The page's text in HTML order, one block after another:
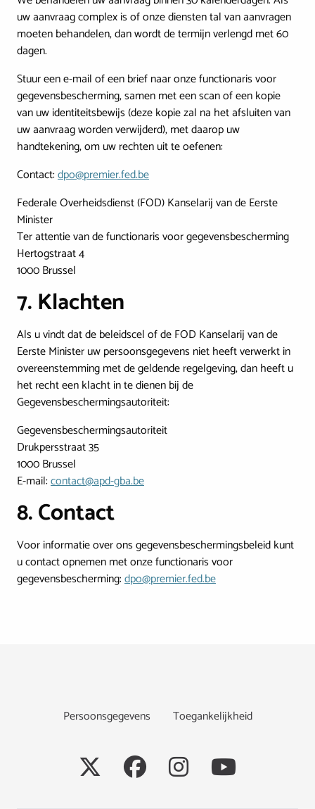
uw aanvraag complex is of onze diensten tal van aanvragen
moeten behandelen, dan wordt de termijn verlengd met 60
dagen.
Stuur een e-mail of een brief naar onze functionaris voor
gegevensbescherming, samen met een scan of een kopie
van uw identiteitsbewijs (deze kopie zal na het afsluiten van
uw aanvraag worden verwijderd), met daarop uw
handtekening, om uw rechten uit te oefenen:
Contact:dpo@premier.fed.be
Federale Overheidsdienst (FOD) Kanselarij van de Eerste
Minister
Ter attentie van de functionaris voor gegevensbescherming
Hertogstraat 4
1000 Brussel
7. Klachten
Als u vindt dat de beleidscel of de FOD Kanselarij van de
Eerste Minister uw persoonsgegevens niet heeft verwerkt in
overeenstemming met de geldende regelgeving, dan heeft u
het recht een klacht in te dienen bij de
Gegevensbeschermingsautoriteit:
Gegevensbeschermingsautoriteit
Drukpersstraat 35
1000 Brussel
E-mail:contact@apd-gba.be
8. Contact
Voor informatie over ons gegevensbeschermingsbeleid kunt
u contact opnemen met onze functionaris voor
gegevensbescherming:dpo@premier.fed.be
Persoonsgegevens Toegankelijkheid